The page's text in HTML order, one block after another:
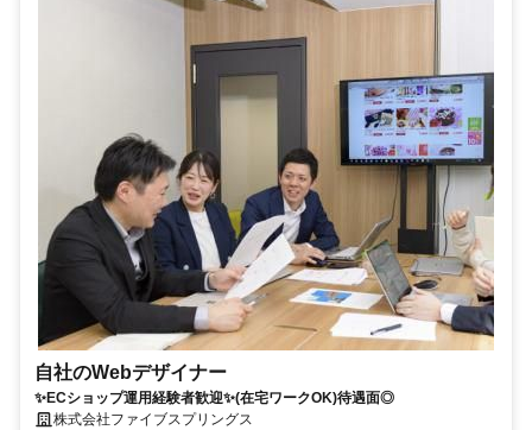
自社のWebデザイナー
✨ECショップ運用経験者歓迎✨(在宅ワークOK)待遇面◎
株式会社ファイブスプリングス